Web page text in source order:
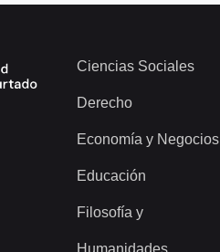
Ciencias Sociales
Derecho
Economía y Negocios
Educación
Filosofía y
Humanidades